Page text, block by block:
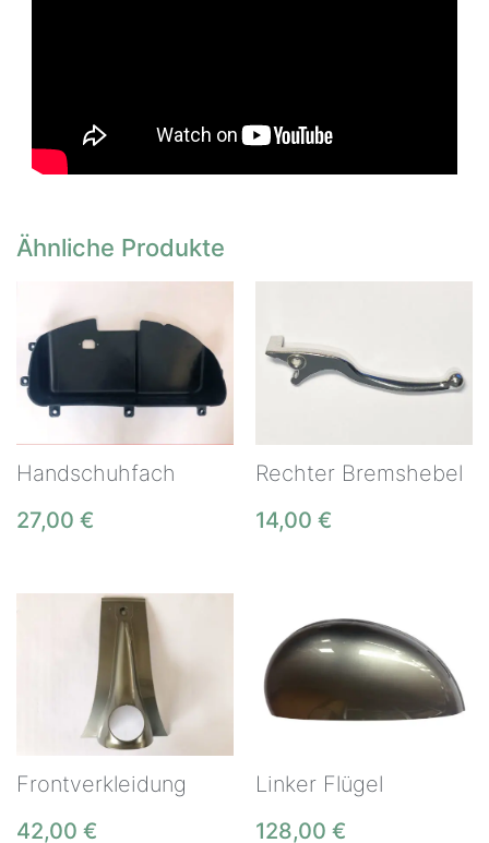
Ähnliche Produkte
Handschuhfach
27,00 €
Rechter Bremshebel
14,00 €
Frontverkleidung
42,00 €
Linker Flügel
128,00 €